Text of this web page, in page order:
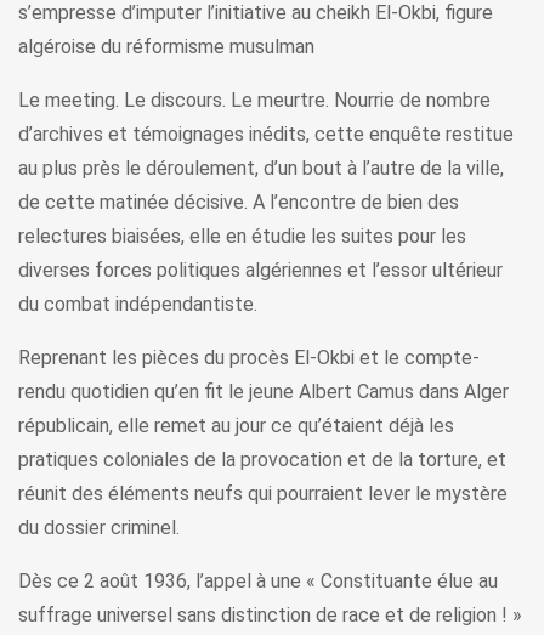
s’empresse d’imputer l’initiative au cheikh El-Okbi, figure
algéroise du réformisme musulman
Le meeting. Le discours. Le meurtre. Nourrie de nombre
d’archives et témoignages inédits, cette enquête restitue
au plus près le déroulement, d’un bout à l’autre de la ville,
de cette matinée décisive. A l’encontre de bien des
relectures biaisées, elle en étudie les suites pour les
diverses forces politiques algériennes et l’essor ultérieur
du combat indépendantiste.
Reprenant les pièces du procès El-Okbi et le compte-
rendu quotidien qu’en fit le jeune Albert Camus dans Alger
républicain, elle remet au jour ce qu’étaient déjà les
pratiques coloniales de la provocation et de la torture, et
réunit des éléments neufs qui pourraient lever le mystère
du dossier criminel.
Dès ce 2 août 1936, l’appel à une « Constituante élue au
suffrage universel sans distinction de race et de religion ! »